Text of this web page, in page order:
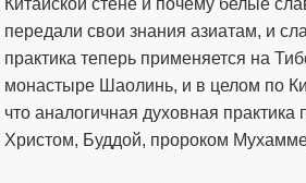
передали свои знания азиатам, и
практика теперь применяется на
монастыре Шаолинь, и в целом по
что аналогичная духовная практика
Христом, Буддой, пророком